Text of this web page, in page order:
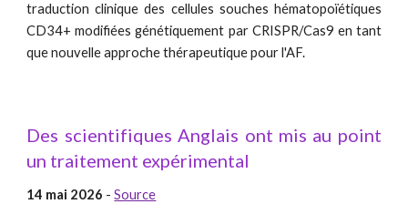
traduction clinique des cellules souches hématopoïétiques
CD34+ modifiées génétiquement par CRISPR/Cas9 en tant
que nouvelle approche thérapeutique pour l'AF.
Des scientifiques Anglais ont mis au point
un traitement expérimental
14 mai 2026 -Source